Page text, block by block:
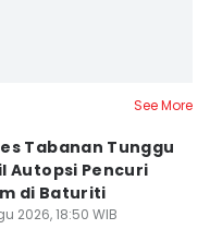
See More
Tabanan Tunggu
Autopsi Pencuri
di Baturiti
2026, 18:50 WIB